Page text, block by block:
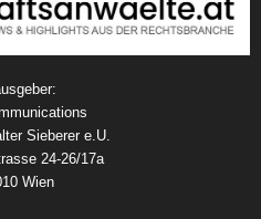
Sieberer e.U.
24-26/17a
Wien